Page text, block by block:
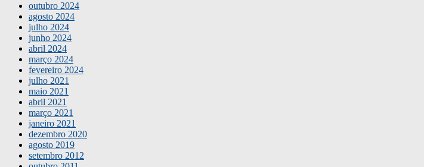
outubro 2024
agosto 2024
julho 2024
junho 2024
abril 2024
março 2024
fevereiro 2024
julho 2021
maio 2021
abril 2021
março 2021
janeiro 2021
dezembro 2020
agosto 2019
setembro 2012